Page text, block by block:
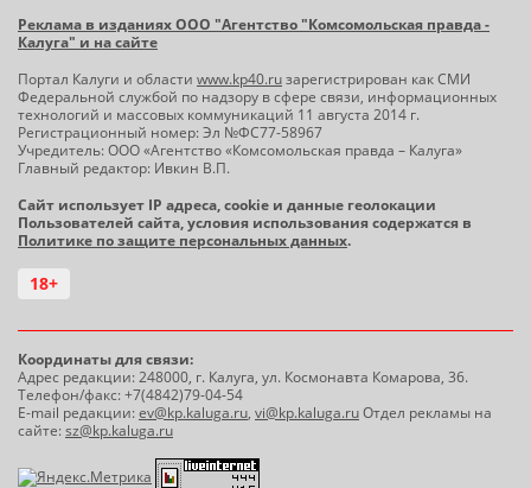
Реклама в изданиях ООО "Агентство "Комсомольская правда -
Калуга" и на сайте
Портал Калуги и области www.kp40.ruзарегистрирован как СМИ
Федеральной службой по надзору в сфере связи, информационных
технологий и массовых коммуникаций 11 августа 2014 г.
Регистрационный номер: Эл №ФС77-58967
Учредитель: ООО «Агентство «Комсомольская правда – Калуга»
Главный редактор: Ивкин В.П.
Сайт использует IP адреса, cookie и данные геолокации
Пользователей сайта, условия использования содержатся в
Политике по защите персональных данных.
18+
Координаты для связи:
Адрес редакции: 248000, г. Калуга, ул. Космонавта Комарова, 36.
Телефон/факс: +7(4842)79-04-54
E-mail редакции:ev@kp.kaluga.ru, vi@kp.kaluga.ruОтдел рекламы на
сайте:sz@kp.kaluga.ru